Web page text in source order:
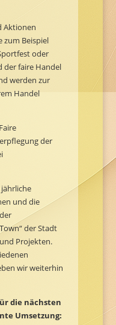
Aktionen
zum Beispiel
oder
der faire Handel
werden zur
Handel
der
und die
der Stadt
Projekten.
wir weiterhin
die nächsten
Umsetzung: